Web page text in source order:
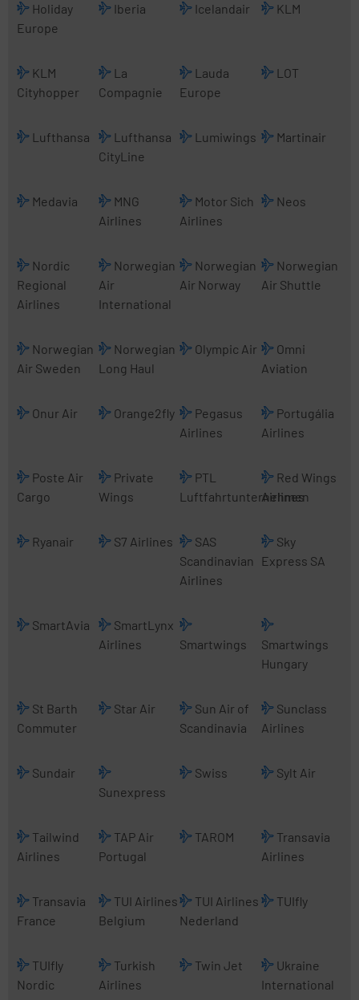
Holiday
Europe
Iberia Icelandair KLM
KLM
Cityhopper
La
Compagnie
Lauda
Europe
LOT
Lufthansa
Lufthansa
CityLine
Lumiwings Martinair
Medavia
MNG
Airlines
Motor Sich
Airlines
Neos
Nordic
Regional
Airlines
Norwegian
Air
International
Norwegian
Air Norway
Norwegian
Air Shuttle
Norwegian
Air Sweden
Norwegian
Long Haul
Olympic Air
Omni
Aviation
Onur Air Orange2fly
Pegasus
Airlines
Portugália
Airlines
Poste Air
Cargo
Private
Wings
PTL
Luftfahrtunternehmen
Red Wings
Airlines
Ryanair S7 Airlines
SAS
Scandinavian
Airlines
Sky
Express SA
SmartAvia
SmartLynx
Airlines
Smartwings
Smartwings
Hungary
St Barth
Commuter
Star Air
Sun Air of
Scandinavia
Sunclass
Airlines
Sundair
Sunexpress
Swiss Sylt Air
Tailwind
Airlines
TAP Air
Portugal
TAROM
Transavia
Airlines
Transavia
France
TUI Airlines
Belgium
TUI Airlines
Nederland
TUIfly
TUIfly
Nordic
Turkish
Airlines
Twin Jet
Ukraine
International